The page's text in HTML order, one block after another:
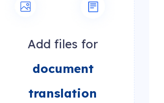
Add files for
document
translation